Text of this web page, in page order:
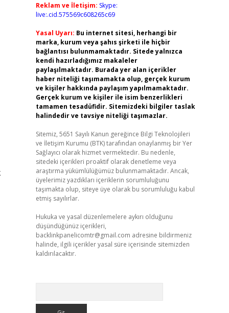
Reklam ve İletişim: Skype:
live:.cid.575569c608265c69
Yasal Uyarı: Bu internet sitesi, herhangi bir
marka, kurum veya şahıs şirketi ile hiçbir
bağlantısı bulunmamaktadır. Sitede yalnızca
kendi hazırladığımız makaleler
paylaşılmaktadır. Burada yer alan içerikler
haber niteliği taşımamakta olup, gerçek kurum
ve kişiler hakkında paylaşım yapılmamaktadır.
Gerçek kurum ve kişiler ile isim benzerlikleri
tamamen tesadüfidir. Sitemizdeki bilgiler taslak
halindedir ve tavsiye niteliği taşımazlar.
Sitemiz, 5651 Sayılı Kanun gereğince Bilgi Teknolojileri
ve İletişim Kurumu (BTK) tarafından onaylanmış bir Yer
Sağlayıcı olarak hizmet vermektedir. Bu nedenle,
sitedeki içerikleri proaktif olarak denetleme veya
araştırma yükümlülüğümüz bulunmamaktadır. Ancak,
üyelerimiz yazdıkları içeriklerin sorumluluğunu
taşımakta olup, siteye üye olarak bu sorumluluğu kabul
etmiş sayılırlar.
Hukuka ve yasal düzenlemelere aykırı olduğunu
düşündüğünüz içerikleri,
backlinkpanelicomtr@gmail.com adresine bildirmeniz
halinde, ilgili içerikler yasal süre içerisinde sitemizden
kaldırılacaktır.